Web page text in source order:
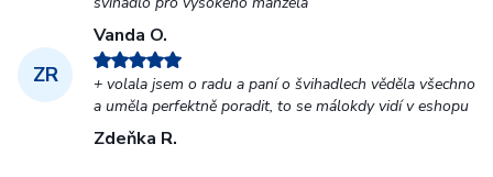
Vanda O.
ZR
+ volala jsem o radu a paní o švihadlech věděla všechno
a uměla perfektně poradit, to se málokdy vidí v eshopu
Zdeňka R.